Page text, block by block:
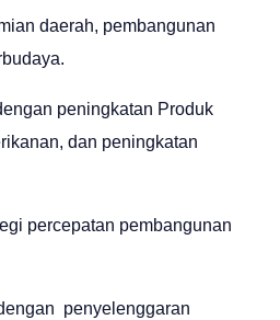
daerah, pembangunan
peningkatan Produk
dan peningkatan
percepatan pembangunan
penyelenggaran